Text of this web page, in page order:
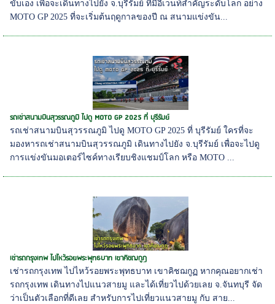
ขับเอง เพื่อจะเดินทางไปยัง จ.บุรีรัมย์ ที่มีอีเวนท์สำคัญระดับโลก อย่าง
MOTO GP 2025 ที่จะเริ่มต้นฤดูกาลของปี ณ สนามแข่งขัน...
รถเช่าสนามบินสุวรรณภูมิ ไปดู MOTO GP 2025 ที่ บุรีรัมย์
รถเช่าสนามบินสุวรรณภูมิ ไปดู MOTO GP 2025 ที่ บุรีรัมย์ ใครที่จะ
มองหารถเช่าสนามบินสุวรรณภูมิ เดินทางไปยัง จ.บุรีรัมย์ เพื่อจะไปดู
การแข่งขันมอเตอร์ไซค์ทางเรียบชิงแชมป์โลก หรือ MOTO ...
เช่ารถกรุงเทพ ไปไหว้รอยพระพุทธบาท เขาคิชฌกูฏ
เช่ารถกรุงเทพ ไปไหว้รอยพระพุทธบาท เขาคิชฌกูฏ หากคุณอยากเช่า
รถกรุงเทพ เดินทางไปแนวสายมู และได้เที่ยวไปด้วยเลย จ.จันทบุรี จัด
ว่าเป็นตัวเลือกที่ดีเลย สำหรับการไปเที่ยวแนวสายมู กับ สาย...